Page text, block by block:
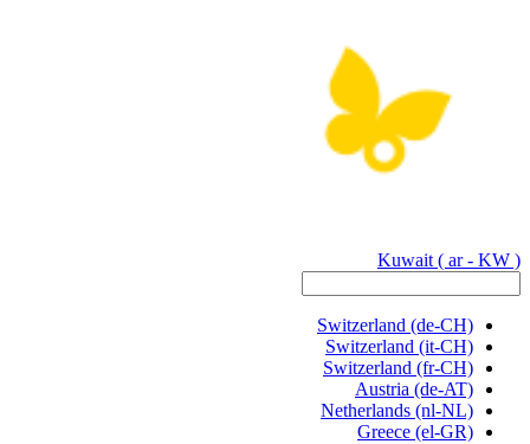
Kuwait ( ar - KW )
Switzerland (de-CH)
Switzerland (it-CH)
Switzerland (fr-CH)
Austria (de-AT)
Netherlands (nl-NL)
Greece (el-GR)